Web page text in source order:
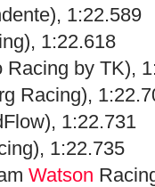
1:22.589
1:22.618
Racing by TK),
Racing),
1:22.731
1:22.735
Watson